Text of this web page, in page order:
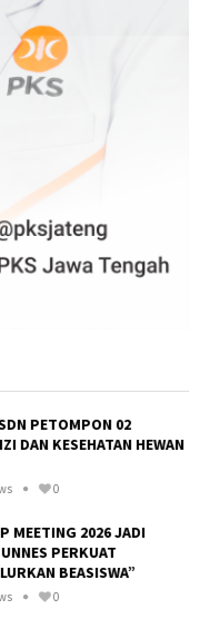
PETOMPON 02
DAN KESEHATAN HEWAN
0
MEETING 2026 JADI
PERKUAT
BEASISWA”
0